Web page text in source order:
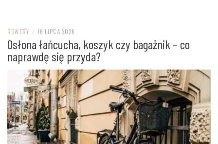
ROWERY / 16 LIPCA 2026
Osłona łańcucha, koszyk czy bagażnik – co
naprawdę się przyda?